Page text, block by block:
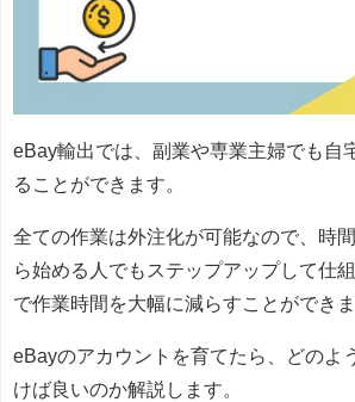
eBay輸出では、副業や専業主婦でも自
ることができます。
全ての作業は外注化が可能なので、時
ら始める人でもステップアップして仕
で作業時間を大幅に減らすことができま
eBayのアカウントを育てたら、どのよ
けば良いのか解説します。